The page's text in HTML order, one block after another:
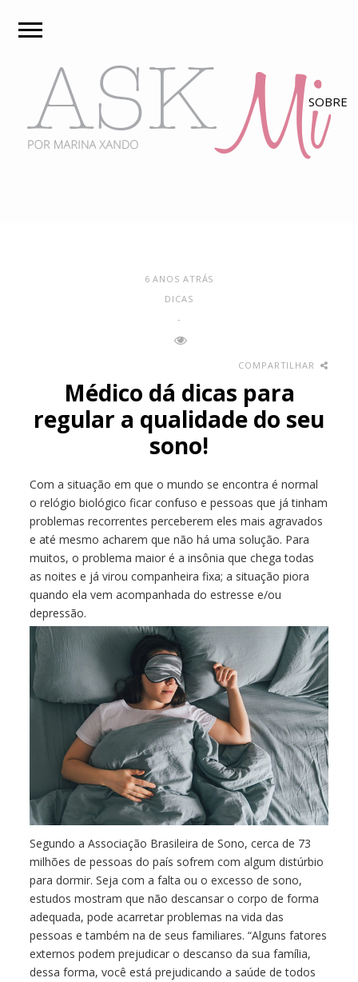
6 ANOS ATRÁS
DICAS
-
COMPARTILHAR
Médico dá dicas para
regular a qualidade do seu
sono!
Com a situação em que o mundo se encontra é normal
o relógio biológico ficar confuso e pessoas que já tinham
problemas recorrentes perceberem eles mais agravados
e até mesmo acharem que não há uma solução. Para
muitos, o problema maior é a insônia que chega todas
as noites e já virou companheira fixa; a situação piora
quando ela vem acompanhada do estresse e/ou
depressão.
Segundo a Associação Brasileira de Sono, cerca de 73
milhões de pessoas do país sofrem com algum distúrbio
para dormir. Seja com a falta ou o excesso de sono,
estudos mostram que não descansar o corpo de forma
adequada, pode acarretar problemas na vida das
pessoas e também na de seus familiares. “Alguns fatores
externos podem prejudicar o descanso da sua família,
dessa forma, você está prejudicando a saúde de todos